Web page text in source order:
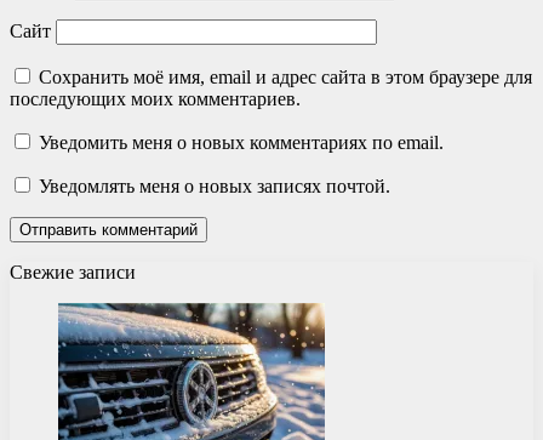
Сайт
Сохранить моё имя, email и адрес сайта в этом браузере для
последующих моих комментариев.
Уведомить меня о новых комментариях по email.
Уведомлять меня о новых записях почтой.
Свежие записи